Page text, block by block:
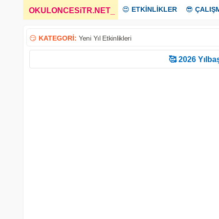
OKULONCESiTR.NET 😍 ETKİNLİKLER 😎
😏 KATEGORİ: Yeni Yıl Etkinlikleri
🥰 2026